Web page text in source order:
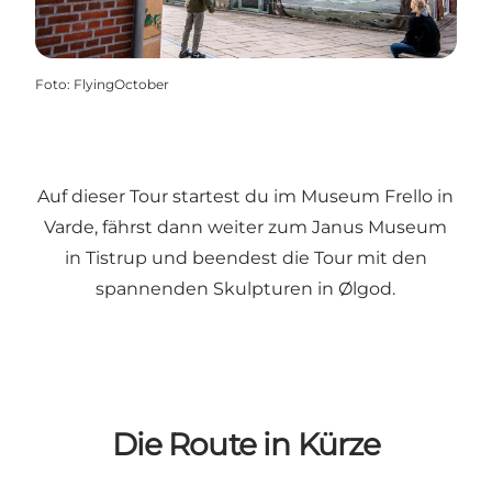
Foto: FlyingOctober
Auf dieser Tour startest du im Museum Frello in
Varde, fährst dann weiter zum Janus Museum
in Tistrup und beendest die Tour mit den
spannenden Skulpturen in Ølgod.
Die Route in Kürze